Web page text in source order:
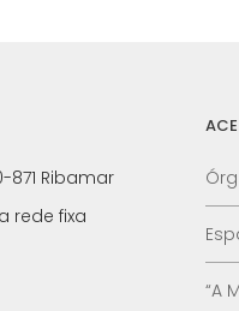
871 Ribamar
rede fixa
“A